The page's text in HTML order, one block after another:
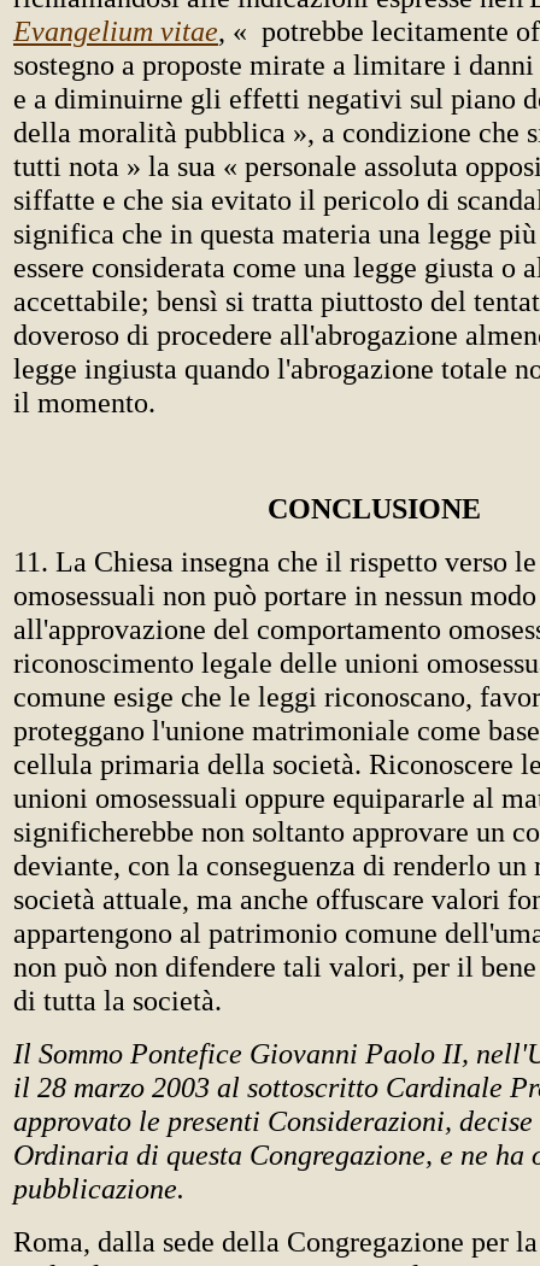
Evangelium vitae, « potrebbe lecitamente
sostegno a proposte mirate a limitare i
e a diminuirne gli effetti negativi sul piano
della moralità pubblica », a condizione che
tutti nota » la sua « personale assoluta
siffatte e che sia evitato il pericolo di
significa che in questa materia una legge
essere considerata come una legge giusta o
accettabile; bensì si tratta piuttosto del
doveroso di procedere all'abrogazione
legge ingiusta quando l'abrogazione totale
il momento.
CONCLUSIONE
11. La Chiesa insegna che il rispetto verso
omosessuali non può portare in nessun modo
all'approvazione del comportamento
riconoscimento legale delle unioni
comune esige che le leggi riconoscano,
proteggano l'unione matrimoniale come
cellula primaria della società. Riconoscere
unioni omosessuali oppure equipararle al
significherebbe non soltanto approvare un
deviante, con la conseguenza di renderlo
società attuale, ma anche offuscare valori
appartengono al patrimonio comune
non può non difendere tali valori, per il
di tutta la società.
Il Sommo Pontefice Giovanni Paolo II,
il 28 marzo 2003 al sottoscritto Cardinale
approvato le presenti Considerazioni, decise
Ordinaria di questa Congregazione, e ne ha
pubblicazione.
Roma, dalla sede della Congregazione per